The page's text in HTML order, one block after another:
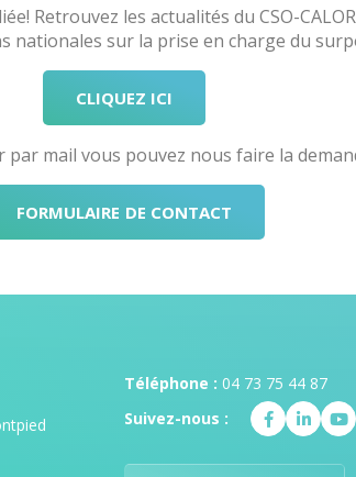
Retrouvez les actualités du CSO-
nationales sur la prise en charge du
CLIQUEZ ICI
mail vous pouvez nous faire la
FORMULAIRE DE CONTACT
Téléphone : 04 73 75 44 87
Suivez-nous :